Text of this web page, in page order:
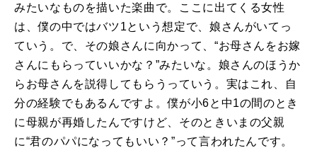
みたいなものを描いた楽曲で。ここに出てくる女性
は、僕の中ではバツ1という想定で、娘さんがいてっ
ていう。で、その娘さんに向かって、“お母さんをお嫁
さんにもらっていいかな？”みたいな。娘さんのほうか
らお母さんを説得してもらうっていう。実はこれ、自
分の経験でもあるんですよ。僕が小6と中1の間のとき
に母親が再婚したんですけど、そのときいまの父親
に“君のパパになってもいい？”って言われたんです。